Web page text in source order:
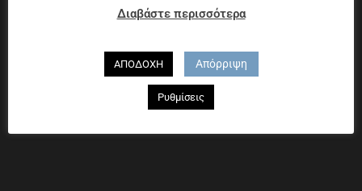
Πολιτική επιστροφών
Χαροκόπου 13-15, Αθήνα 176 72
Τηλ. 2109597894
Διαβάστε περισσότερα
ΑΠΟΔΟΧΗ Απόρριψη
Ρυθμίσεις